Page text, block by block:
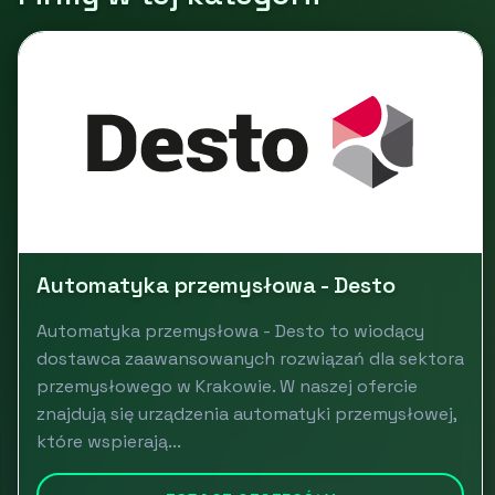
Automatyka przemysłowa - Desto
Automatyka przemysłowa - Desto to wiodący
dostawca zaawansowanych rozwiązań dla sektora
przemysłowego w Krakowie. W naszej ofercie
znajdują się urządzenia automatyki przemysłowej,
które wspierają...